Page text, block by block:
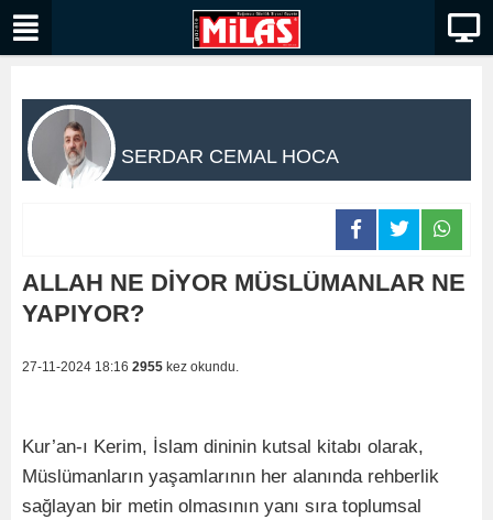
SERDAR CEMAL HOCA
ALLAH NE DİYOR MÜSLÜMANLAR NE
YAPIYOR?
27-11-2024 18:16 2955 kez okundu.
Kur’an-ı Kerim, İslam dininin kutsal kitabı olarak,
Müslümanların yaşamlarının her alanında rehberlik
sağlayan bir metin olmasının yanı sıra toplumsal